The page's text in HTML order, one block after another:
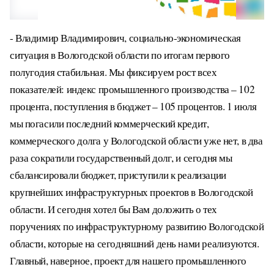
- Владимир Владимирович, социально-экономическая
ситуация в Вологодской области по итогам первого
полугодия стабильная. Мы фиксируем рост всех
показателей: индекс промышленного производства – 102
процента, поступления в бюджет – 105 процентов. 1 июля
мы погасили последний коммерческий кредит,
коммерческого долга у Вологодской области уже нет, в два
раза сократили государственный долг, и сегодня мы
сбалансировали бюджет, приступили к реализации
крупнейших инфраструктурных проектов в Вологодской
области. И сегодня хотел бы Вам доложить о тех
поручениях по инфраструктурному развитию Вологодской
области, которые на сегодняшний день нами реализуются.
Главный, наверное, проект для нашего промышленного